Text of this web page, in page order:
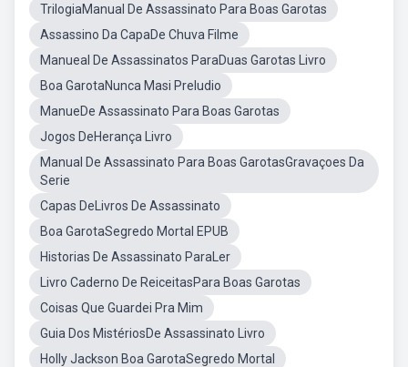
TrilogiaManual De Assassinato Para Boas Garotas
Assassino Da CapaDe Chuva Filme
Manueal De Assassinatos ParaDuas Garotas Livro
Boa GarotaNunca Masi Preludio
ManueDe Assassinato Para Boas Garotas
Jogos DeHerança Livro
Manual De Assassinato Para Boas GarotasGravaçoes Da
Serie
Capas DeLivros De Assassinato
Boa GarotaSegredo Mortal EPUB
Historias De Assassinato ParaLer
Livro Caderno De ReiceitasPara Boas Garotas
Coisas Que Guardei Pra Mim
Guia Dos MistériosDe Assassinato Livro
Holly Jackson Boa GarotaSegredo Mortal